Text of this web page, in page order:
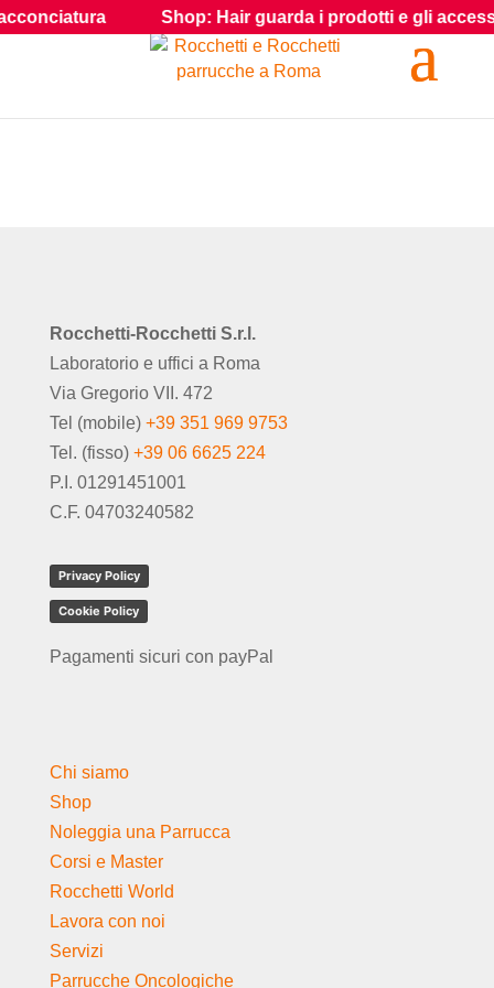
Rocchetti-Rocchetti S.r.l.
Laboratorio e uffici a Roma
Via Gregorio VII. 472
Tel (mobile) +39 351 969 9753
Tel. (fisso) +39 06 6625 224
P.I. 01291451001
C.F. 04703240582
Privacy Policy
Cookie Policy
Pagamenti sicuri con payPal
Chi siamo
Shop
Noleggia una Parrucca
Corsi e Master
Rocchetti World
Lavora con noi
Servizi
Parrucche Oncologiche
Shop: Hair guarda i prodotti e gli